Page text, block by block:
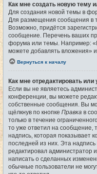
Как мне создать новую тему
Для создания новой темы в
Для размещения сообщения в
Возможно, придётся
сообщение. Перечень ваших
форума или темы. Например:
можете добавлять вложения» и
Вернуться к началу
Как мне отредактировать
Если вы не являетесь
конференции, вы можете
собственные сообщения. Вы
щёлкнув по кнопке Правка в
только в течение
то уже ответил на сообщение,
надпись, которая показывает
последней из них. Эта
редактировал администратор
написать о сделанных
обычные пользователи не